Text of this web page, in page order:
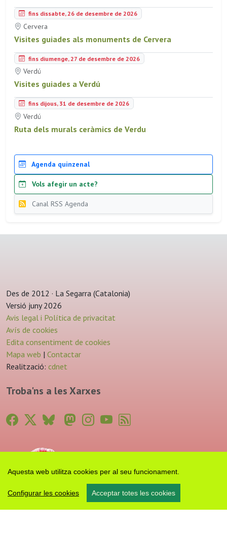
Aquesta web utilitza cookies per al seu funcionament.
Configurar les cookies Acceptar totes les cookies
fins dissabte, 26 de desembre de 2026
Cervera
Visites guiades als monuments de Cervera
fins diumenge, 27 de desembre de 2026
Verdú
Visites guiades a Verdú
fins dijous, 31 de desembre de 2026
Verdú
Ruta dels murals ceràmics de Verdu
Agenda quinzenal
Vols afegir un acte?
Canal RSS Agenda
Des de 2012 · La Segarra (Catalonia)
Versió juny 2026
Avis legal i Política de privacitat
Avís de cookies
Edita consentiment de cookies
Mapa web | Contactar
Realització: cdnet
Troba'ns a les Xarxes